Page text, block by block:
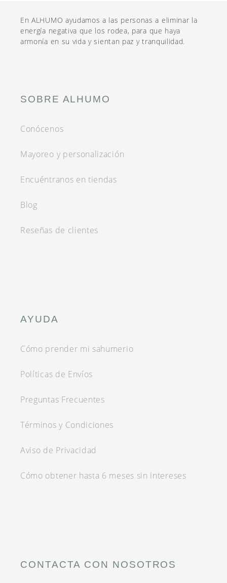
En ALHUMO ayudamos a las personas a eliminar la
energía negativa que los rodea, para que haya
armonía en su vida y sientan paz y tranquilidad.
SOBRE ALHUMO
Conócenos
Mayoreo y personalización
Encuéntranos en tiendas
Blog
Reseñas de clientes
AYUDA
Cómo prender mi sahumerio
Políticas de Envíos
Preguntas Frecuentes
Términos y Condiciones
Aviso de Privacidad
Cómo obtener hasta 6 meses sin intereses
CONTACTA CON NOSOTROS